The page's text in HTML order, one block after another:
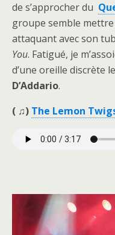
de s’approcher du
groupe semble mettre
attaquant avec son
You. Fatigué, je
d’une oreille discrète
D’Addario.
( ♫) The Lemon